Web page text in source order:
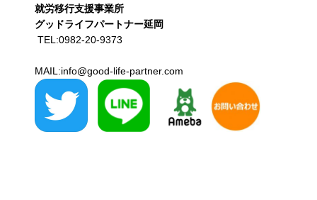
グッドライフパートナー延岡
TEL:0982-20-9373
MAIL:info@good-life-partner.com